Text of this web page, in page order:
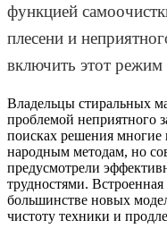
функцией
плесени и
включить этот
Владельцы стиральных
проблемой неприятного
поисках решения многие
народным методам, но
предусмотрели
трудностями.
большинстве новых
чистоту техники и